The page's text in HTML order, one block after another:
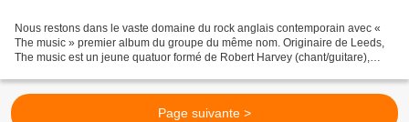
Nous restons dans le vaste domaine du rock anglais contemporain avec «
The music » premier album du groupe du même nom. Originaire de Leeds,
The music est un jeune quatuor formé de Robert Harvey (chant/guitare),
Page suivante >